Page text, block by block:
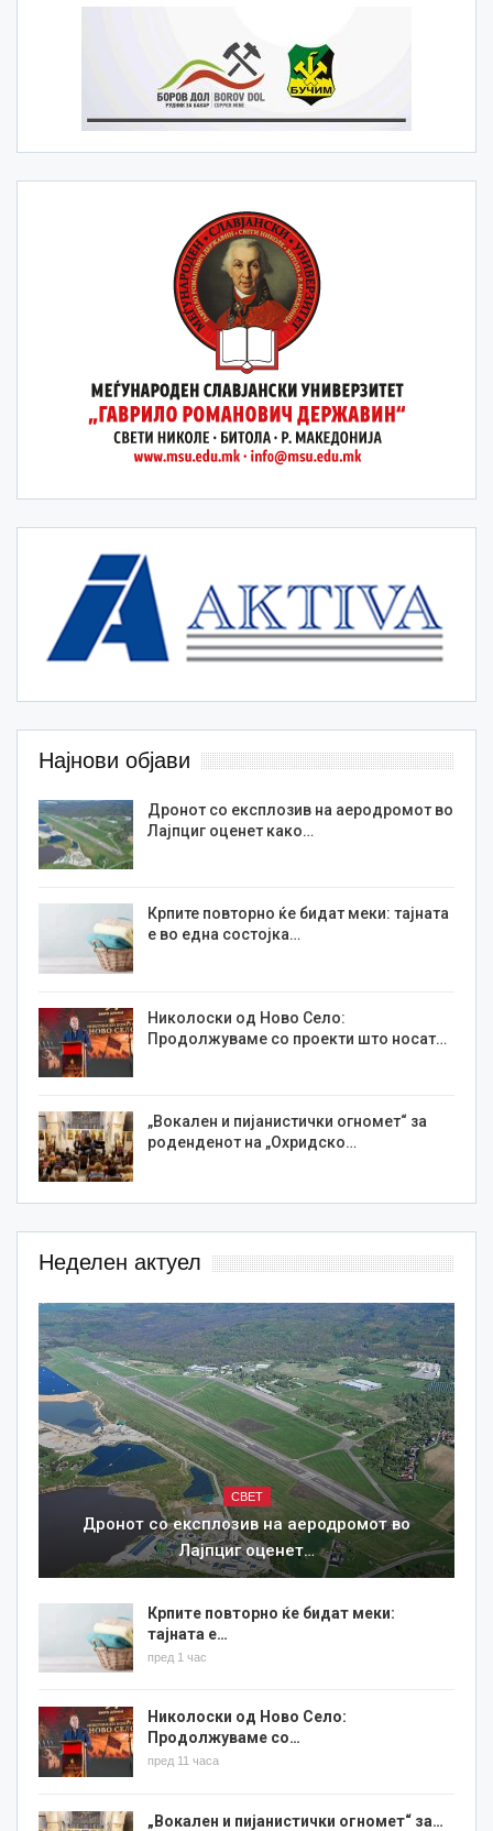
Најнови објави
Дронот со експлозив на аеродромот во
Лајпциг оценет како…
Крпите повторно ќе бидат меки: тајната
е во една состојка…
Николоски од Ново Село:
Продолжуваме со проекти што носат…
„Вокален и пијанистички огномет“ за
роденденот на „Охридско…
Неделен актуел
СВЕТ
Дронот со експлозив на аеродромот во
Лајпциг оценет…
Крпите повторно ќе бидат меки:
тајната е…
пред 1 час
Николоски од Ново Село:
Продолжуваме со…
пред 11 часа
„Вокален и пијанистички огномет“ за…